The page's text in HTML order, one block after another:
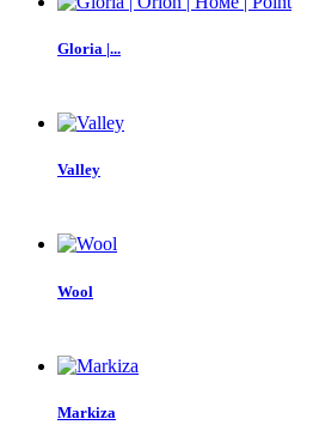
Gloria |...
Valley
Wool
Markiza